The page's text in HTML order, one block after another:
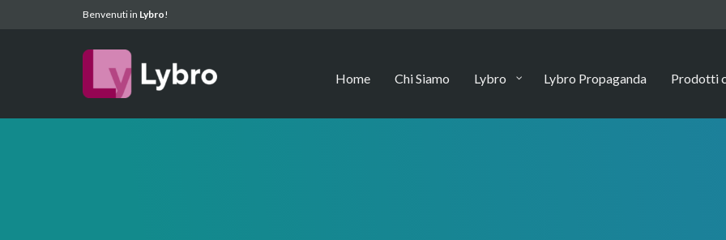
Benvenuti in Lybro!
Home Chi Siamo Lybro Lybro Propaganda Prodotti